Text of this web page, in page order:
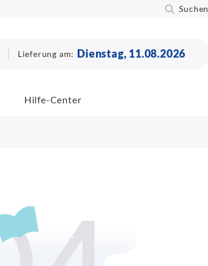
Suchen
Lieferung am: Dienstag, 11.08.2026
Hilfe-Center